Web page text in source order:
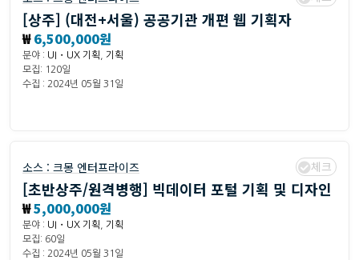
[상주] (대전+서울) 공공기관 개편 웹 기획자
₩6,500,000원
분야 : UI・UX 기획
기획
모집: 120일
수집 : 2024년 05월 31일
소스 : 크몽 엔터프라이즈 체크
[초반상주/원격병행] 빅데이터 포털 기획 및 디자인
₩5,000,000원
분야 : UI・UX 기획
기획
모집: 60일
수집 : 2024년 05월 31일